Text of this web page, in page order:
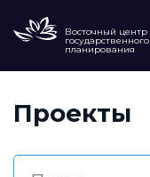
Восточный центр
государственного
планирования
Проекты